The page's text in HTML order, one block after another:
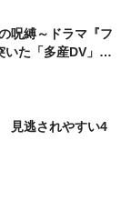
呪縛～ドラマ『フ
いた「多産DV」と
見逃されやすい4